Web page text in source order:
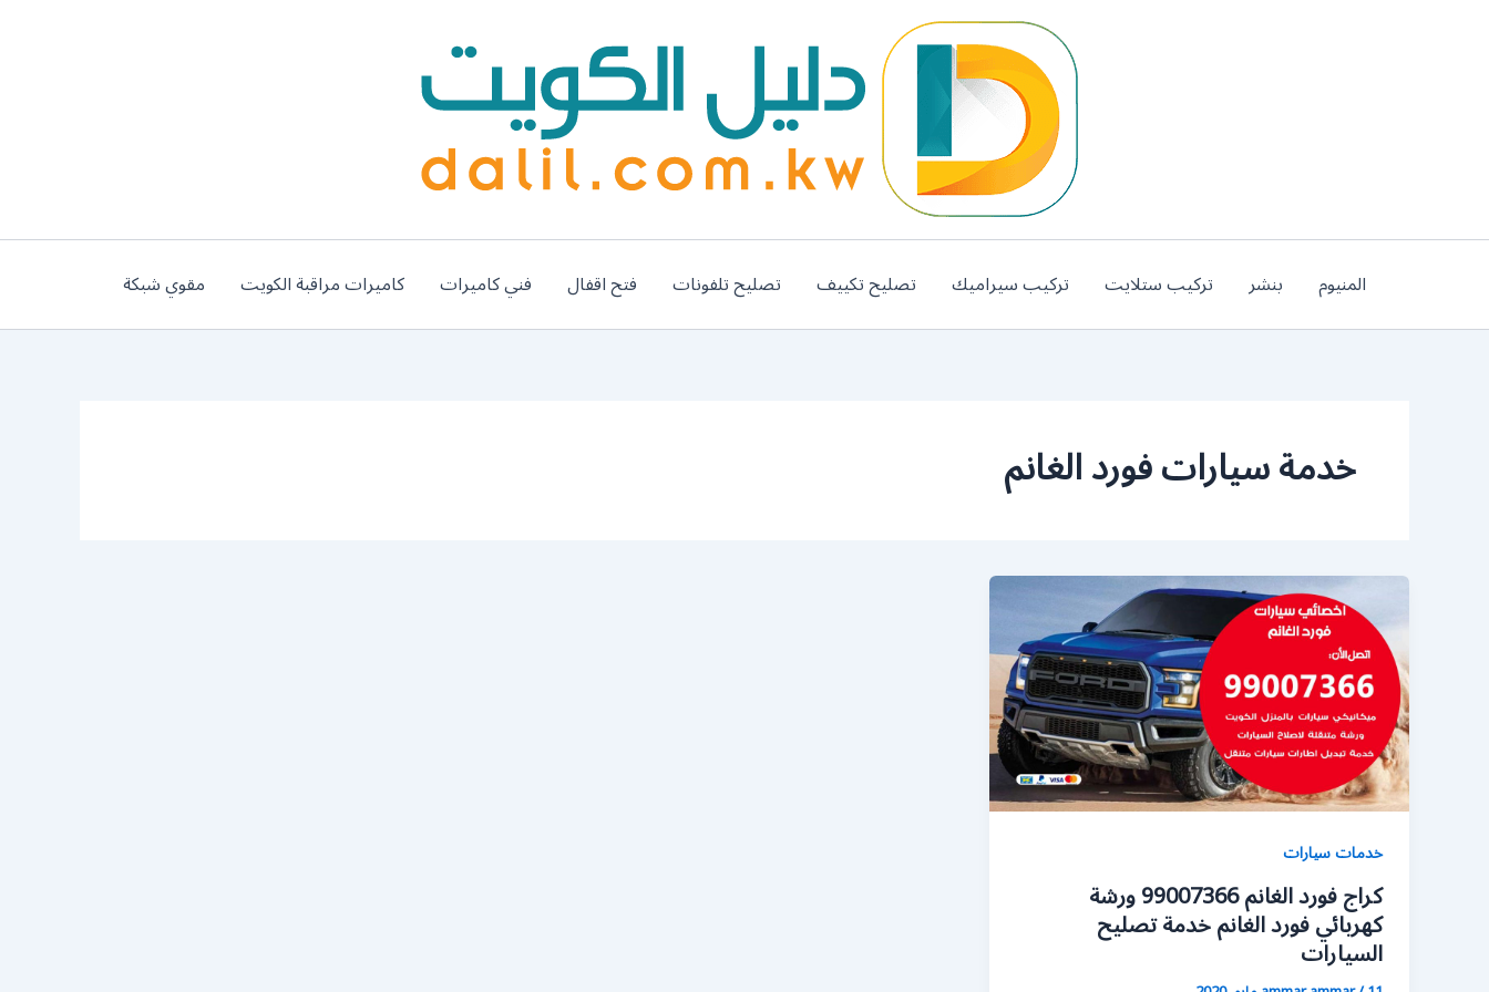
المنيوم بنشر تركيب ستلايت تركيب سيراميك تصليح تكييف تصليح تلفونات فتح اقفال فني كاميرات كاميرات مراقبة الكويت مقوي شبكة
خدمة سيارات فورد الغانم
خدمات سيارات
كراج فورد الغانم 99007366 ورشة
كهربائي فورد الغانم خدمة تصليح
السيارات